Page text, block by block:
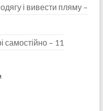
і вивести пляму –
самостійно – 11